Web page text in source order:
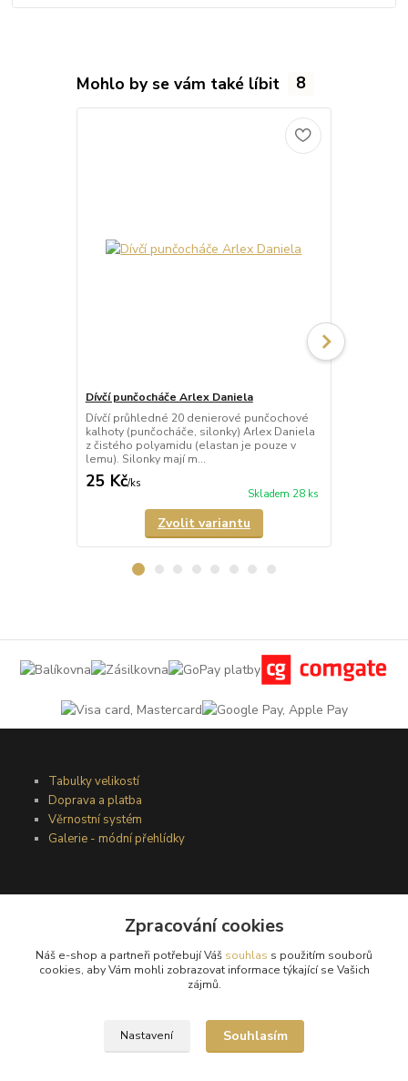
Mohlo by se vám také líbit 8
Dívčí punčocháče Arlex Daniela
Dívčí průhledné 20 denierové punčochové
kalhoty (punčocháče, silonky) Arlex Daniela
z čistého polyamidu (elastan je pouze v
lemu). Silonky mají m...
25 Kč/ks
Skladem 28 ks
Zvolit variantu
Tabulky velikostí
Doprava a platba
Věrnostní systém
Galerie - módní přehlídky
Obchodní podmínky
Ochrana osobních údajů
Kontakty
Reklamační řád
Zpracování cookies
Náš e-shop a partneři potřebují Váš souhlas s použitím souborů
cookies, aby Vám mohli zobrazovat informace týkající se Vašich
zájmů.
Nastavení Souhlasím